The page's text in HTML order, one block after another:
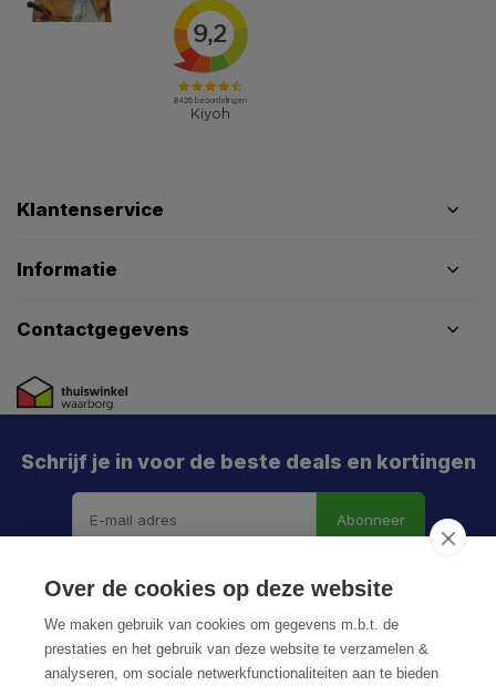
Klantenservice
Informatie
Contactgegevens
Schrijf je in voor de beste deals en kortingen
Abonneer
Over de cookies op deze website
We maken gebruik van cookies om gegevens m.b.t. de
prestaties en het gebruik van deze website te verzamelen &
analyseren, om sociale netwerkfunctionaliteiten aan te bieden